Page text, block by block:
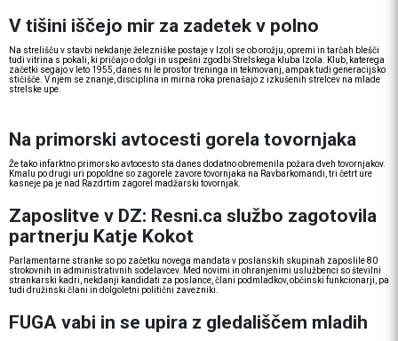
V tišini iščejo mir za zadetek v polno
Na strelišču v stavbi nekdanje železniške postaje v Izoli se ob orožju, opremi in tarčah blešči
tudi vitrina s pokali, ki pričajo o dolgi in uspešni zgodbi Strelskega kluba Izola. Klub, katerega
začetki segajo v leto 1955, danes ni le prostor treninga in tekmovanj, ampak tudi generacijsko
stičišče. V njem se znanje, disciplina in mirna roka prenašajo z izkušenih strelcev na mlade
strelske upe.
Na primorski avtocesti gorela tovornjaka
Že tako infarktno primorsko avtocesto sta danes dodatno obremenila požara dveh tovornjakov.
Kmalu po drugi uri popoldne so zagorele zavore tovornjaka na Ravbarkomandi, tri četrt ure
kasneje pa je nad Razdrtim zagorel madžarski tovornjak.
Zaposlitve v DZ: Resni.ca službo zagotovila
partnerju Katje Kokot
Parlamentarne stranke so po začetku novega mandata v poslanskih skupinah zaposlile 80
strokovnih in administrativnih sodelavcev. Med novimi in ohranjenimi uslužbenci so številni
strankarski kadri, nekdanji kandidati za poslance, člani podmladkov, občinski funkcionarji, pa
tudi družinski člani in dolgoletni politični zavezniki.
FUGA vabi in se upira z gledališčem mladih